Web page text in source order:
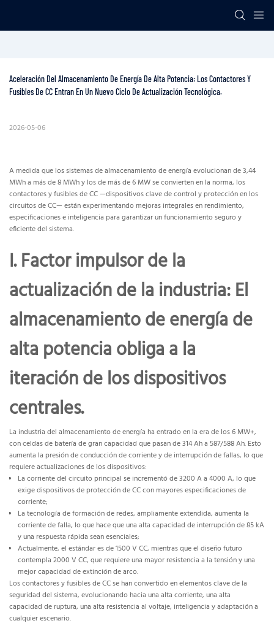
Aceleración Del Almacenamiento De Energía De Alta Potencia: Los Contactores Y
Fusibles De CC Entran En Un Nuevo Ciclo De Actualización Tecnológica.
2026-05-06
A medida que los sistemas de almacenamiento de energía evolucionan de 3,44
MWh a más de 8 MWh y los de más de 6 MW se convierten en la norma, los
contactores y fusibles de CC —dispositivos clave de control y protección en los
circuitos de CC— están experimentando mejoras integrales en rendimiento,
especificaciones e inteligencia para garantizar un funcionamiento seguro y
eficiente del sistema.
I. Factor impulsor de la
actualización de la industria: El
almacenamiento de energía de
alta potencia obliga a la
iteración de los dispositivos
centrales.
La industria del almacenamiento de energía ha entrado en la era de los 6 MW+,
con celdas de batería de gran capacidad que pasan de 314 Ah a 587/588 Ah. Esto
aumenta la presión de conducción de corriente y de interrupción de fallas, lo que
requiere actualizaciones de los dispositivos:
La corriente del circuito principal se incrementó de 3200 A a 4000 A, lo que
exige dispositivos de protección de CC con mayores especificaciones de
corriente;
La tecnología de formación de redes, ampliamente extendida, aumenta la
corriente de falla, lo que hace que una alta capacidad de interrupción de 85 kA
y una respuesta rápida sean esenciales;
Actualmente, el estándar es de 1500 V CC, mientras que el diseño futuro
contempla 2000 V CC, que requiere una mayor resistencia a la tensión y una
mejor capacidad de extinción de arco.
Los contactores y fusibles de CC se han convertido en elementos clave de la
seguridad del sistema, evolucionando hacia una alta corriente, una alta
capacidad de ruptura, una alta resistencia al voltaje, inteligencia y adaptación a
cualquier escenario.